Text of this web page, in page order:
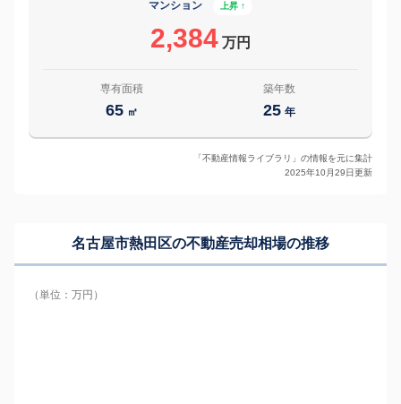
マンション 上昇 ↑
2,384 万円
専有面積
65 ㎡
築年数
25 年
「不動産情報ライブラリ」の情報を元に集計
2025年10月29日更新
名古屋市熱田区の不動産売却相場の推移
（単位：万円）